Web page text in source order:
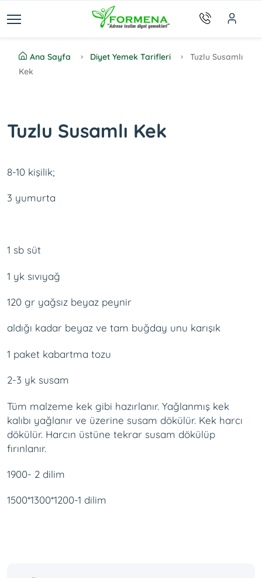
Ana Sayfa Diyet Yemek Tarifleri
Tuzlu Susamlı
Kek
Tuzlu Susamlı Kek
8-10 kişilik;
3 yumurta
1 sb süt
1 yk sıvıyağ
120 gr yağsız beyaz peynir
aldığı kadar beyaz ve tam buğday unu karışık
1 paket kabartma tozu
2-3 yk susam
Tüm malzeme kek gibi hazırlanır. Yağlanmış kek
kalıbı yağlanır ve üzerine susam dökülür. Kek harcı
dökülür. Harcın üstüne tekrar susam dökülüp
fırınlanır.
1900- 2 dilim
1500*1300*1200-1 dilim